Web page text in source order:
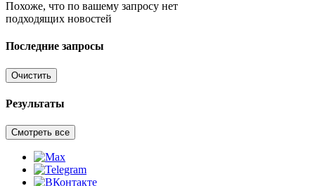
Похоже, что по вашему запросу нет
подходящих новостей
Последние запросы
Очистить
Результаты
Смотреть все